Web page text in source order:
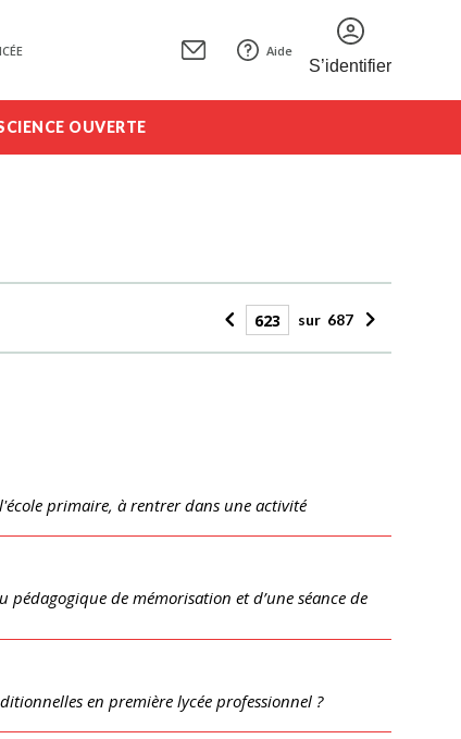
Aide
S’identifier
OUVERTE
sur 687
primaire, à rentrer dans une activité
de mémorisation et d’une séance de
en première lycée professionnel ?